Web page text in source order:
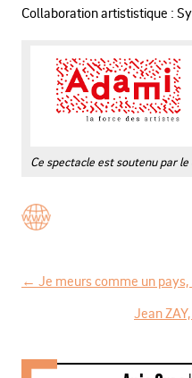
Collaboration artististique :
Ce spectacle est soutenu par
v
← Je meurs comme un
Jean